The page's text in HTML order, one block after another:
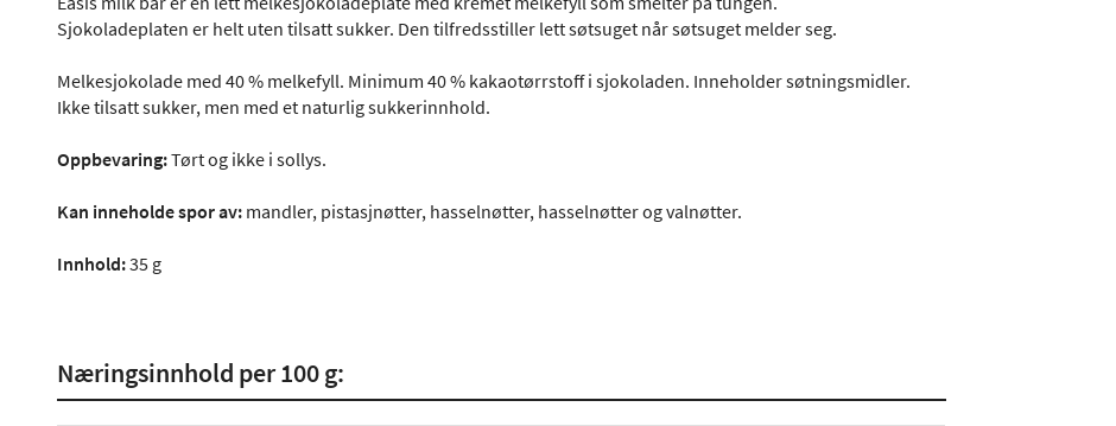
Sjokoladeplaten er helt uten tilsatt sukker. Den tilfredsstiller lett søtsuget når søtsuget melder seg.
Melkesjokolade med 40 % melkefyll. Minimum 40 % kakaotørrstoff i sjokoladen. Inneholder søtningsmidler.
Ikke tilsatt sukker, men med et naturlig sukkerinnhold.
Oppbevaring:Tørt og ikke i sollys.
Kan inneholde spor av: mandler, pistasjnøtter, hasselnøtter, hasselnøtter og valnøtter.
Innhold:35 g
Næringsinnhold per 100 g: